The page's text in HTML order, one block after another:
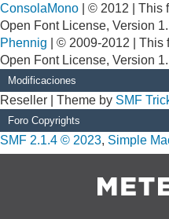
ConsolaMono | © 2012 | This
Open Font License, Version
Phennig | © 2009-2012 | This
Open Font License, Version
Modificaciones
Reseller | Theme by SMF
Foro Copyrights
SMF 2.1.4 © 2023, Simple